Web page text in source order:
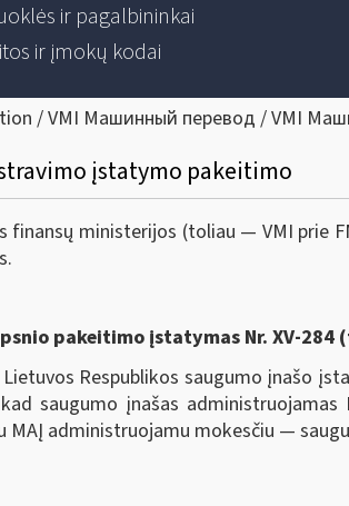
ir pagalbininkai
ir įmokų kodai
/ VMI Машинный перевод / VMI
įstatymo pakeitimo
finansų ministerijos (toliau — VMI prie
pakeitimo įstatymas Nr. XV-
Respublikos saugumo įnašo
saugumo įnašas
administruojamu mokesčiu —